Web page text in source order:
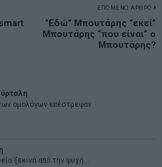
ΕΠΟΜΕΝΟ ΑΡΘΡΟ
“Εδώ” Μπουτάρης “εκεί”
Μπουτάρης “που είναι” ο
Μπουτάρης?
ομολόγων επέστρεψαν
ξεκινά από την ψυχή…